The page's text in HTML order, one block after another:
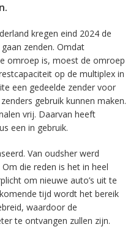
kregen eind 2024 de
zenden. Omdat
omroep is, moest de omroep
op de multiplex in
een gedeelde zender voor
gebruik kunnen maken.
vrij. Daarvan heeft
een in gebruik.
Van oudsher werd
die reden is het in heel
om nieuwe auto’s uit te
tijd wordt het bereik
waardoor de
te ontvangen zullen zijn.